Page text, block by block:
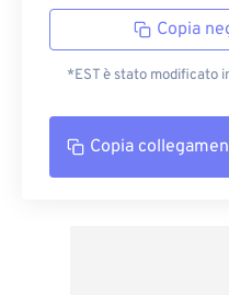
Copia
*EST è stato modificato
Copia